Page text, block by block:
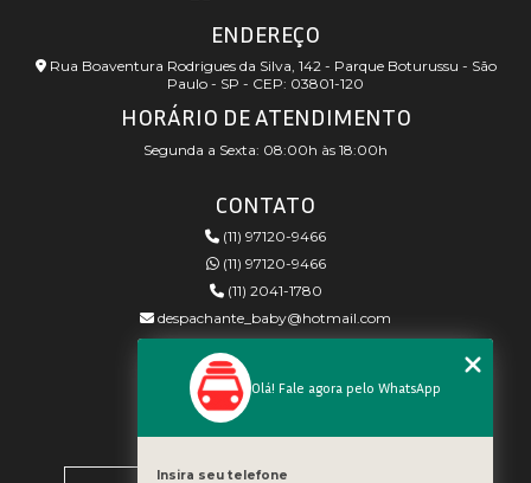
ENDEREÇO
Rua Boaventura Rodrigues da Silva, 142 - Parque Boturussu - São
Paulo - SP - CEP: 03801-120
HORÁRIO DE ATENDIMENTO
Segunda a Sexta: 08:00h às 18:00h
CONTATO
(11) 97120-9466
(11) 97120-9466
(11) 2041-1780
despachante_baby@hotmail.com
REDES SOCIAIS
MENU
Home
Olá! Fale agora pelo WhatsApp
Insira seu telefone